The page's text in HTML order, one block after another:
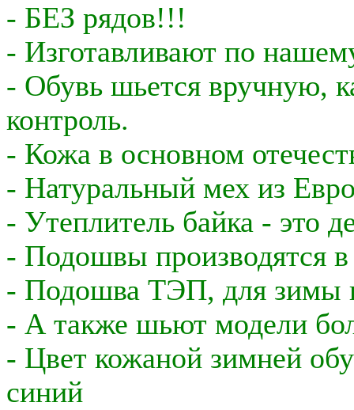
- БЕЗ рядов!!!
- Изготавливают по
- Обувь шьется вручную,
контроль.
- Кожа в основном
- Натуральный мех из
- Утеплитель байка - это
- Подошвы производятся
- Подошва ТЭП, для зимы
- А также шьют модели
- Цвет кожаной зимней
синий